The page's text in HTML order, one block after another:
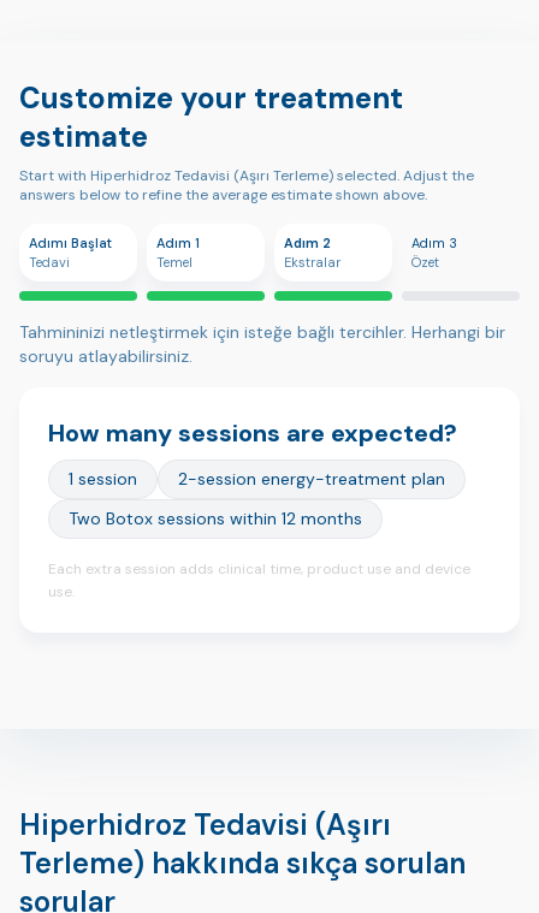
Customize your treatment
estimate
Start with Hiperhidroz Tedavisi (Aşırı Terleme) selected. Adjust the
answers below to refine the average estimate shown above.
Adımı Başlat
Tedavi
Adım 1
Temel
Adım 2
Ekstralar
Adım 3
Özet
Tahmininizi netleştirmek için isteğe bağlı tercihler. Herhangi bir
soruyu atlayabilirsiniz.
How many sessions are expected?
1 session
2-session energy-treatment plan
Two Botox sessions within 12 months
Each extra session adds clinical time, product use and device
use.
Hiperhidroz Tedavisi (Aşırı
Terleme) hakkında sıkça sorulan
sorular